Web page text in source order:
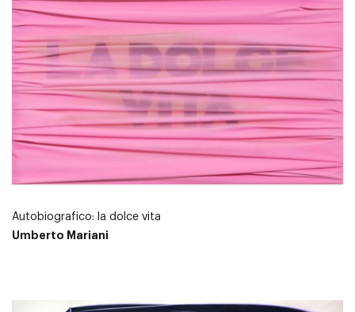
Autobiografico: la dolce vita
Umberto Mariani